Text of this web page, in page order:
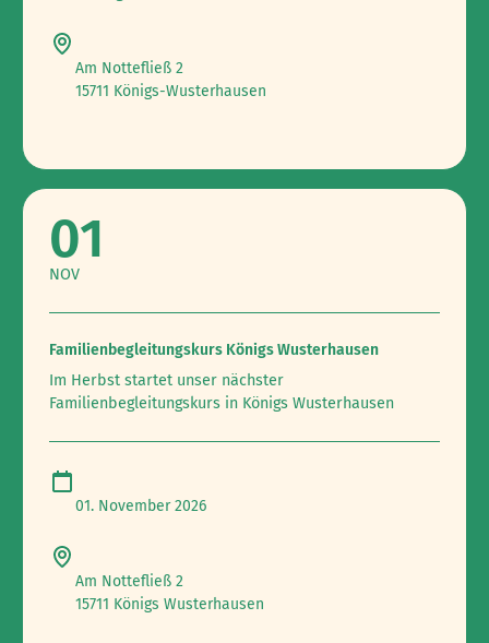
Am Nottefließ 2
15711 Königs-Wusterhausen
01
NOV
Familienbegleitungskurs Königs Wusterhausen
Im Herbst startet unser nächster
Familienbegleitungskurs in Königs Wusterhausen
01. November 2026
Am Nottefließ 2
15711 Königs Wusterhausen